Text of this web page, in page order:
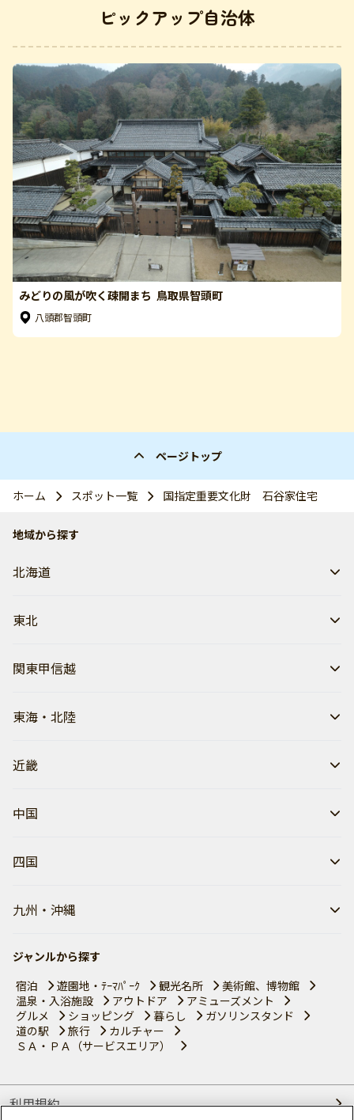
ピックアップ自治体
みどりの風が吹く疎開まち 鳥取県智頭町
八頭郡智頭町
ページトップ
ホーム スポット一覧 国指定重要文化財 石谷家住宅
地域から探す
北海道
東北
関東甲信越
東海・北陸
近畿
中国
四国
九州・沖縄
ジャンルから探す
宿泊
遊園地・ﾃｰﾏﾊﾟｰｸ 観光名所
美術館、博物館
温泉・入浴施設
アウトドア
アミューズメント
グルメ
ショッピング 暮らし
ガソリンスタンド
道の駅
旅行
カルチャー
ＳＡ・ＰＡ（サービスエリア）
利用規約